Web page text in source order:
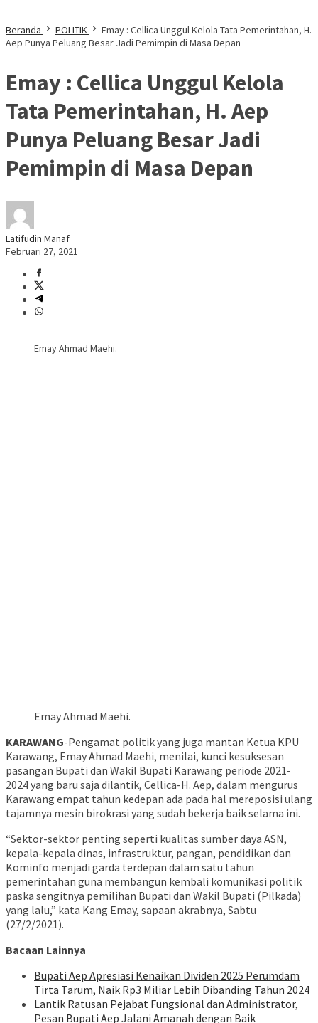
Beranda POLITIK
Emay : Cellica Unggul Kelola Tata Pemerintahan, H.
Aep Punya Peluang Besar Jadi Pemimpin di Masa Depan
Emay : Cellica Unggul Kelola
Tata Pemerintahan, H. Aep
Punya Peluang Besar Jadi
Pemimpin di Masa Depan
Latifudin Manaf
Februari 27, 2021
Emay Ahmad Maehi.
Emay Ahmad Maehi.
KARAWANG-Pengamat politik yang juga mantan Ketua KPU
Karawang, Emay Ahmad Maehi, menilai, kunci kesuksesan
pasangan Bupati dan Wakil Bupati Karawang periode 2021-
2024 yang baru saja dilantik, Cellica-H. Aep, dalam mengurus
Karawang empat tahun kedepan ada pada hal mereposisi ulang
tajamnya mesin birokrasi yang sudah bekerja baik selama ini.
“Sektor-sektor penting seperti kualitas sumber daya ASN,
kepala-kepala dinas, infrastruktur, pangan, pendidikan dan
Kominfo menjadi garda terdepan dalam satu tahun
pemerintahan guna membangun kembali komunikasi politik
paska sengitnya pemilihan Bupati dan Wakil Bupati (Pilkada)
yang lalu,” kata Kang Emay, sapaan akrabnya, Sabtu
(27/2/2021).
Bacaan Lainnya
Bupati Aep Apresiasi Kenaikan Dividen 2025 Perumdam
Tirta Tarum, Naik Rp3 Miliar Lebih Dibanding Tahun 2024
Lantik Ratusan Pejabat Fungsional dan Administrator,
Pesan Bupati Aep Jalani Amanah dengan Baik